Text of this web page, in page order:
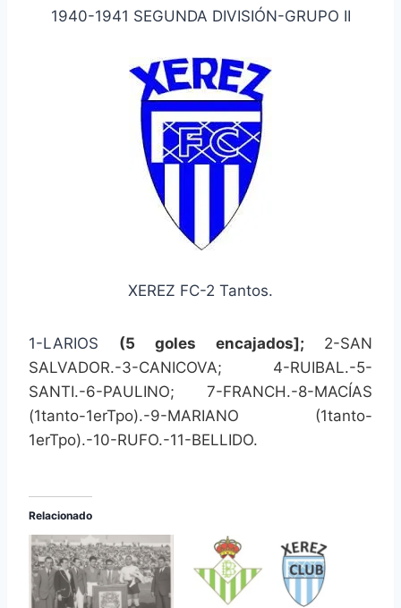
1940-1941 SEGUNDA DIVISIÓN-GRUPO II
XEREZ FC-2 Tantos.
1-LARIOS (5 goles encajados]; 2-SAN
SALVADOR.-3-CANICOVA; 4-RUIBAL.-5-
SANTI.-6-PAULINO; 7-FRANCH.-8-MACÍAS
(1tanto-1erTpo).-9-MARIANO (1tanto-
1erTpo).-10-RUFO.-11-BELLIDO.
Relacionado